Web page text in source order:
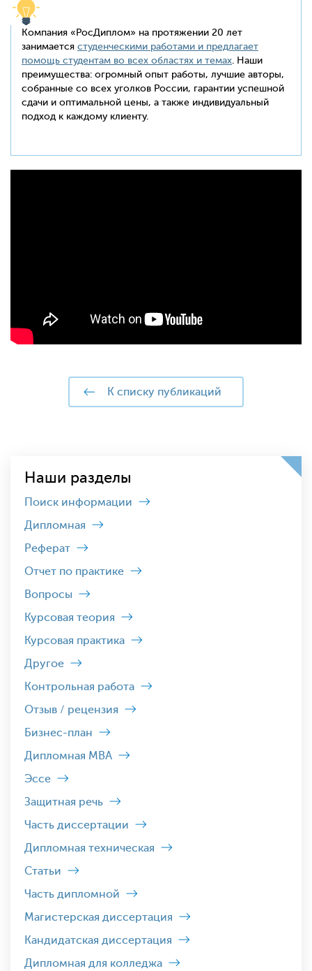
Компания «РосДиплом» на протяжении 20 лет
занимается студенческими работами и предлагает
помощь студентам во всех областях и темах. Наши
преимущества: огромный опыт работы, лучшие авторы,
собранные со всех уголков России, гарантии успешной
сдачи и оптимальной цены, а также индивидуальный
подход к каждому клиенту.
к списку публикаций
Наши разделы
Поиск информации
Дипломная
Реферат
Отчет по практике
Вопросы
Курсовая теория
Курсовая практика
Другое
Контрольная работа
Отзыв / рецензия
Бизнес-план
Дипломная MBA
Эссе
Защитная речь
Часть диссертации
Дипломная техническая
Статьи
Часть дипломной
Магистерская диссертация
Кандидатская диссертация
Дипломная для колледжа